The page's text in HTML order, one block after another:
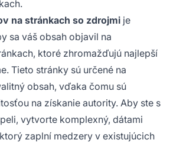
na stránkach so zdrojmi je
sa váš obsah objavil na
ktoré zhromažďujú najlepší
Tieto stránky sú určené na
obsah, vďaka čomu sú
na získanie autority. Aby ste s
vytvorte komplexný, dátami
zaplní medzery v existujúcich